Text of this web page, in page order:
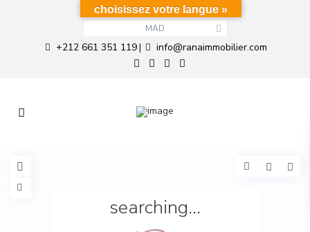
MAD
+212 661 351 119| info@ranaimmobilier.com
searching...
choisissez votre langue »